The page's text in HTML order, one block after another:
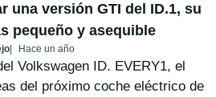
una versión GTI del ID.1, su
pequeño y asequible
Hace un año
Volkswagen ID. EVERY1, el
del próximo coche eléctrico de